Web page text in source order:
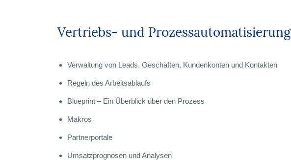
Vertriebs- und Prozessautomatisierung
Verwaltung von Leads, Geschäften, Kundenkonten und Kontakten
Regeln des Arbeitsablaufs
Blueprint – Ein Überblick über den Prozess
Makros
Partnerportale
Umsatzprognosen und Analysen